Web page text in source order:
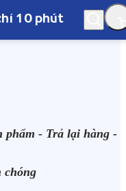
10 phút
Hà Nội
phẩm - Trả lại hàng -
chóng